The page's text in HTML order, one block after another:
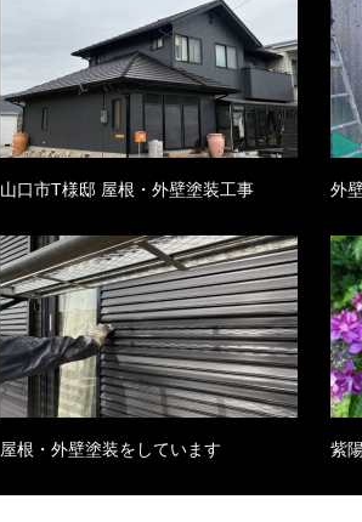
山口市T様邸 屋根・外壁塗装工事 外
屋根・外壁塗装をしています 紫